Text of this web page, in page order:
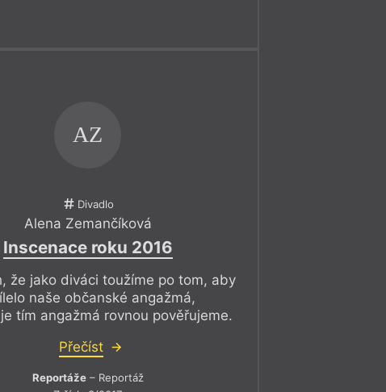
AZ
Divadlo
Alena Zemančíková
Inscenace roku 2016
že jako diváci toužíme po tom, aby
naše občanské angažmá,
tím angažmá rovnou pověřujeme.
Přečíst
Reportáže– Reportáž